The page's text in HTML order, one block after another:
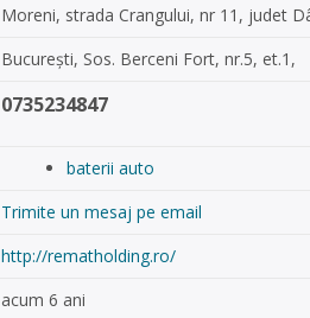
Moreni, strada Crangului, nr 11, judet
București, Sos. Berceni Fort, nr.5, et.1,
0735234847
baterii auto
Trimite un mesaj pe email
http://rematholding.ro/
acum 6 ani